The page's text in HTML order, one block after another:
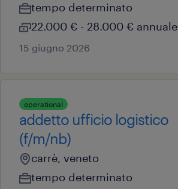
tempo determinato
22.000 € - 28.000 € annuale
15 giugno 2026
operational
addetto ufficio logistico
(f/m/nb)
carrè, veneto
tempo determinato